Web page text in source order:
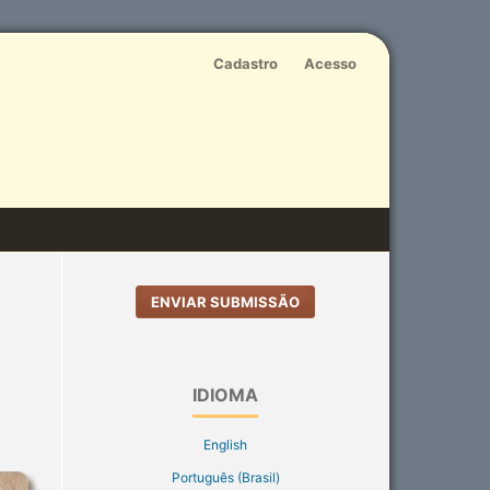
Cadastro Acesso
ENVIAR SUBMISSÃO
IDIOMA
English
Português (Brasil)